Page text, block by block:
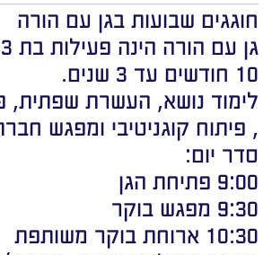
חוגגים שבועות בגן עם הורה
10 חודשים עד 3 שנים.
לימוד נושא, העשרת שפתית,
, פיתוח קוגניטיבי ומפגש
סדר יום:
9:00 פתיחת הגן
9:30 מפגש בוקר
10:30 ארוחת בוקר משותפת